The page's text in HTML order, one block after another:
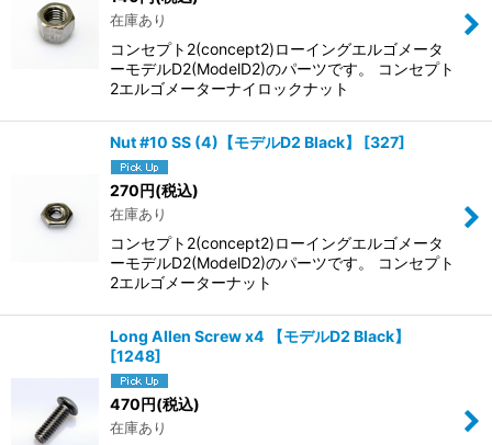
在庫あり
コンセプト2(concept2)ローイングエルゴメータ
ーモデルD2(ModelD2)のパーツです。 コンセプト
2エルゴメーターナイロックナット
Nut #10 SS (4)【モデルD2 Black】 [327]
270円(税込)
在庫あり
コンセプト2(concept2)ローイングエルゴメータ
ーモデルD2(ModelD2)のパーツです。 コンセプト
2エルゴメーターナット
Long Allen Screw x4 【モデルD2 Black】
[1248]
470円(税込)
在庫あり